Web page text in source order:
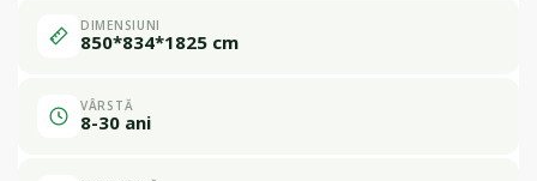
Fabricat în
România
DIMENSIUNI
850*834*1825 cm
VÂRSTĂ
8-30 ani